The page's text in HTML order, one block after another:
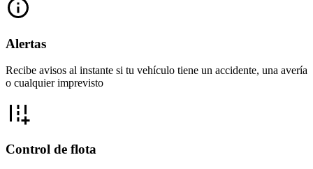
Alertas
Recibe avisos al instante si tu vehículo tiene un accidente, una avería
o cualquier imprevisto
Control de flota